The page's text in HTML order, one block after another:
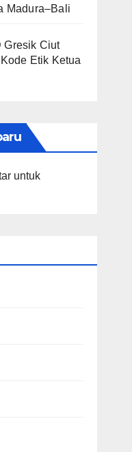
Madura–Bali
Gresik Ciut
Etik Ketua
untuk